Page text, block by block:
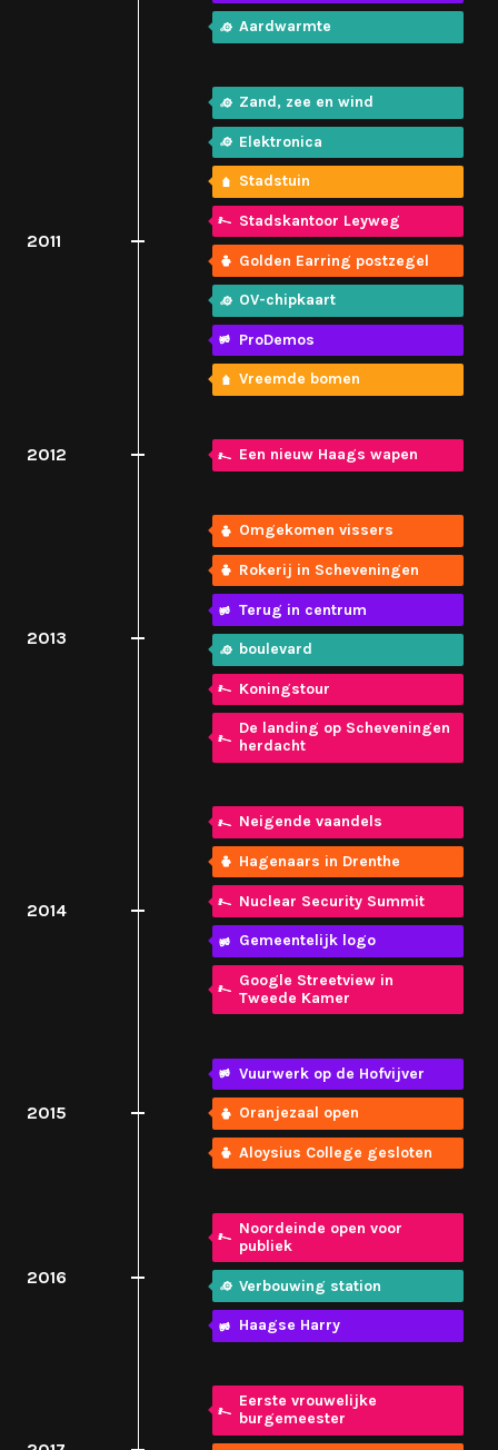
Aardwarmte
2011
Zand, zee en wind
Elektronica
Stadstuin
Stadskantoor Leyweg
Golden Earring postzegel
OV-chipkaart
ProDemos
Vreemde bomen
2012 Een nieuw Haags wapen
2013
Omgekomen vissers
Rokerij in Scheveningen
Terug in centrum
boulevard
Koningstour
De landing op Scheveningen
herdacht
2014
Neigende vaandels
Hagenaars in Drenthe
Nuclear Security Summit
Gemeentelijk logo
Google Streetview in
Tweede Kamer
2015
Vuurwerk op de Hofvijver
Oranjezaal open
Aloysius College gesloten
2016
Noordeinde open voor
publiek
Verbouwing station
Haagse Harry
Eerste vrouwelijke
burgemeester